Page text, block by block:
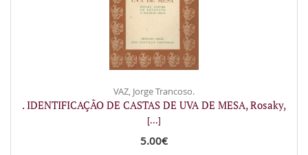
VAZ, Jorge Trancoso.
. IDENTIFICAÇÃO DE CASTAS DE UVA DE MESA, Rosaky,
[...]
5.00€